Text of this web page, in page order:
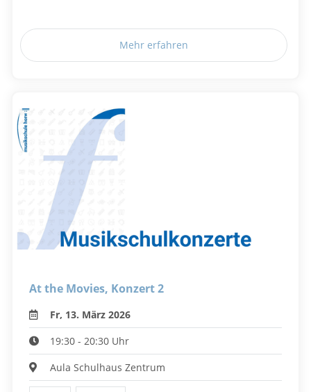
Mehr erfahren
At the Movies, Konzert 2
Fr, 13. März 2026
19:30 - 20:30 Uhr
Aula Schulhaus Zentrum